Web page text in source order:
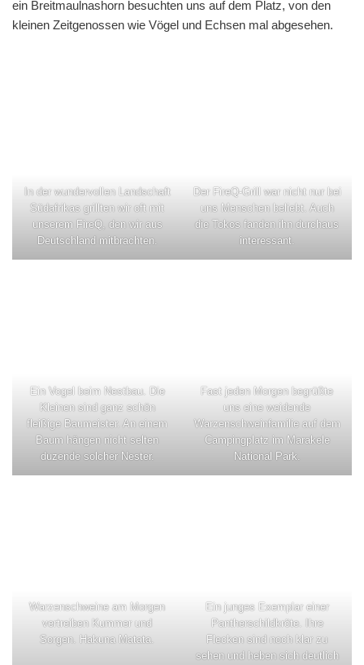
ein Breitmaulnashorn besuchten uns auf dem Platz, von den
kleinen Zeitgenossen wie Vögel und Echsen mal abgesehen.
In der wundervollen Landschaft
Südafrikas grillten wir oft mit
unserem FireQ, den wir aus
Deutschland mitbrachten.
Der FireQ-Grill war nicht nur bei
uns Menschen beliebt. Auch
die Tokos fanden ihn durchaus
interessant.
Ein Vogel beim Nestbau. Die
Kleinen sind ganz schön
fleißige Baumeister. An einem
Baum hängen nicht selten
duzende solcher Nester.
Fast jeden Morgen begrüßte
uns eine weidende
Warzenschweinfamilie auf dem
Campingplatz im Marakele
National Park.
Warzenschweine am Morgen
vertreiben Kummer und
Sorgen. Hakuna Matata.
Ein junges Exemplar einer
Pantherschildkröte. Ihre
Flecken sind noch klar zu
sehen und heben sich deutlich